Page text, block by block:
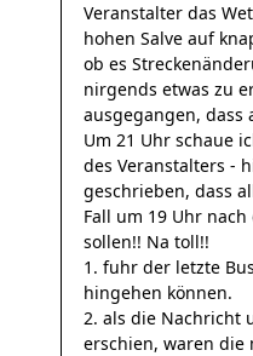
Veranstalter das
hohen Salve auf
ob es
nirgends etwas zu
ausgegangen, dass
Um 21 Uhr schaue
des Veranstalters -
geschrieben, dass
Fall um 19 Uhr
sollen!! Na toll!!
1. fuhr der letzte
hingehen können.
2. als die Nachricht
erschien, waren die